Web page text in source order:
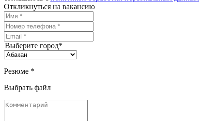
Откликнуться на вакансию
Выберите город*
Резюме *
Выбрать файл